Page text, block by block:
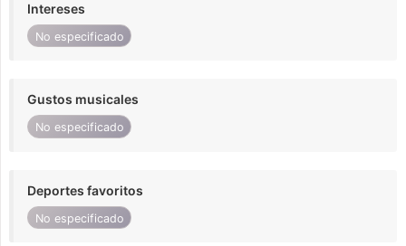
Intereses
No especificado
Gustos musicales
No especificado
Deportes favoritos
No especificado